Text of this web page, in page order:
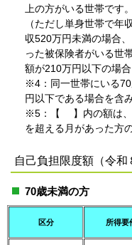
上の方がいる世帯です。
（ただし単身世帯で
収520万円未満の場合
った被保険者がいる世
額が210万円以下の場合
※4：同一世帯にいる
円以下である場合を含
※5：【 】内の額は、
を超える月があった方
自己負担限度額（令和
70歳未満の方
区分 所得要